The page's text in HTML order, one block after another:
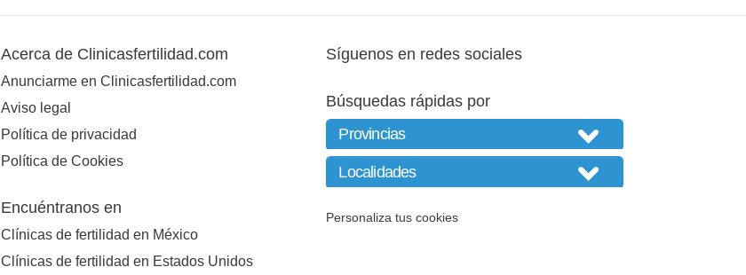
Acerca de Clinicasfertilidad.com
Anunciarme en Clinicasfertilidad.com
Aviso legal
Política de privacidad
Política de Cookies
Encuéntranos en
Clínicas de fertilidad en México
Clínicas de fertilidad en Estados Unidos
Síguenos en redes sociales
Búsquedas rápidas por
Personaliza tus cookies